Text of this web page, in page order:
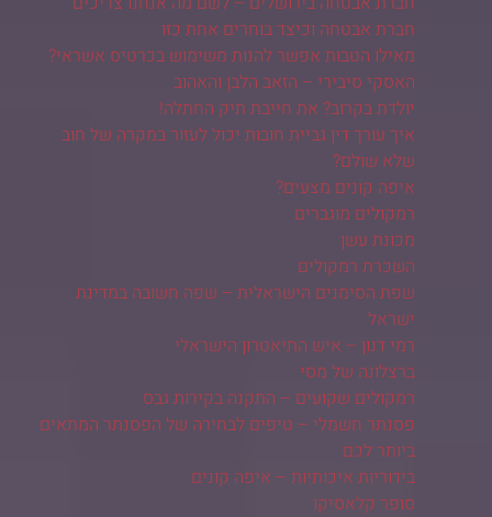
חברת אבטחה וכיצד בוחרים אחת כזו
מאילו הטבות אפשר להנות משימוש בכרטיס אשראי?
האסקי סיבירי – הזאב הלבן והאהוב
יולדת בקרוב? את חייבת תיק החתלה!
איך עורך דין גביית חובות יכול לעזור במקרה של חוב
שלא שולם?
איפה קונים מצעים?
רמקולים מוגברים
מכונת עשן
השכרת רמקולים
שפת הסימנים הישראלית – שפה חשובה במדינת
ישראל
רמי דנון – איש התיאטרון הישראלי
ברצלונה של מסי
רמקולים שקועים – התקנה בקירות גבס
פסנתר חשמלי – טיפים לבחירה של הפסנתר המתאים
ביותר לכם
בידוריות איכותיות – איפה קונים
סופר קלאסיקו